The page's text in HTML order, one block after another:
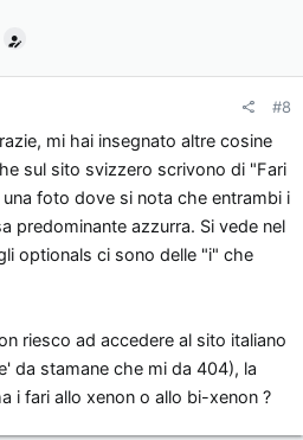
#8
mi hai insegnato altre cosine
sul sito svizzero scrivono di "Fari
foto dove si nota che entrambi i
predominante azzurra. Si vede nel
optionals ci sono delle "i" che
riesco ad accedere al sito italiano
da stamane che mi da 404), la
i fari allo xenon o allo bi-xenon ?